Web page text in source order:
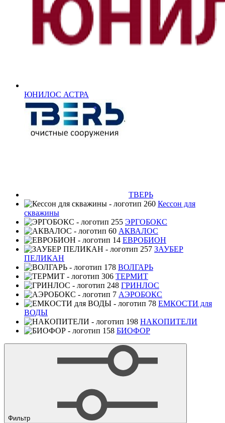
ЮНИЛОС АСТРА
ТВЕРЬ
Кессон для
скважины
ЭРГОБОКС
АКВАЛОС
ЕВРОБИОН
ЗАУБЕР
ПЕЛИКАН
ВОЛГАРЬ
ТЕРМИТ
ГРИНЛОС
АЭРОБОКС
ЕМКОСТИ для
ВОДЫ
НАКОПИТЕЛИ
БИОФОР
Фильтр